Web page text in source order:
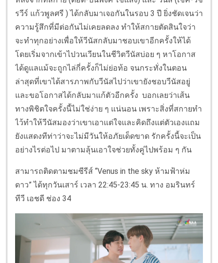
รวีร์ แก้วพูลศรี ) ได้กลับมาเจอกันในรอบ 3 ปี ยิ่งชัดเจนว่า
ความรู้สึกที่มีต่อกันไม่เคยลดลง ทำให้สกายตัดสินใจว่า
จะทำทุกอย่างเพื่อให้วีนัสกลับมาชอบเขาอีกครั้งให้ได้
โดยเริ่มจากเข้าไปวนเวียนในชีวิตวีนัสบ่อย ๆ หาโอกาส
ได้ดูแลแม้จะถูกไล่กี่ครั้งก็ไม่ย่อท้อ จนกระทั่งในตอน
ล่าสุดที่เขาได้สารภาพกับวีนัสไปว่าเขายังชอบวีนัสอยู่
และขอโอกาสได้กลับมาแก้ตัวอีกครั้ง บอกเลยว่าเส้น
ทางพิชิตใจครั้งนี้ไม่ใช่ง่าย ๆ แน่นอน เพราะสิ่งที่สกายทำ
ไว้ทำให้วีนัสมองว่าเขาเอาแต่ใจและคิดถึงแต่ตัวเองแถม
ยังแสดงทีท่าว่าจะไม่มีวันให้อภัยเด็ดขาด รักครั้งนี้จะเป็น
อย่างไรต่อไป มาตามลุ้นเอาใจช่วยทั้งคู่ไปพร้อม ๆ กัน
สามารถติดตามชมซีรีส์ “Venus in the sky ห้ามฟ้าห่ม
ดาว” ได้ทุกวันเสาร์ เวลา 22:45-23:45 น. ทาง อมรินทร์
ทีวี เอชดี ช่อง 34